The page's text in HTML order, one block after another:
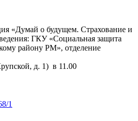
«Думай о будущем. Страхование и
ГКУ «Социальная защита
району РМ», отделение
д. 1) в 11.00
1